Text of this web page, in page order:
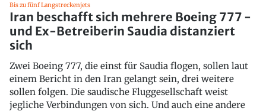
Bis zu fünf Langstreckenjets
Iran beschafft sich mehrere Boeing 777 -
und Ex-Betreiberin Saudia distanziert
sich
Zwei Boeing 777, die einst für Saudia flogen, sollen laut
einem Bericht in den Iran gelangt sein, drei weitere
sollen folgen. Die saudische Fluggesellschaft weist
jegliche Verbindungen von sich. Und auch eine andere